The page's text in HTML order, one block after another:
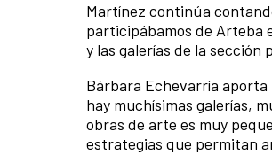
Martínez continúa
participábamos de Arteba
y las galerías de la sección
Bárbara Echevarría aporta
hay muchísimas galerías,
obras de arte es muy
estrategias que permitan